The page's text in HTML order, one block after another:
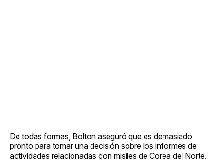
De todas formas, Bolton aseguró que es demasiado
pronto para tomar una decisión sobre los informes de
actividades relacionadas con misiles de Corea del Norte.